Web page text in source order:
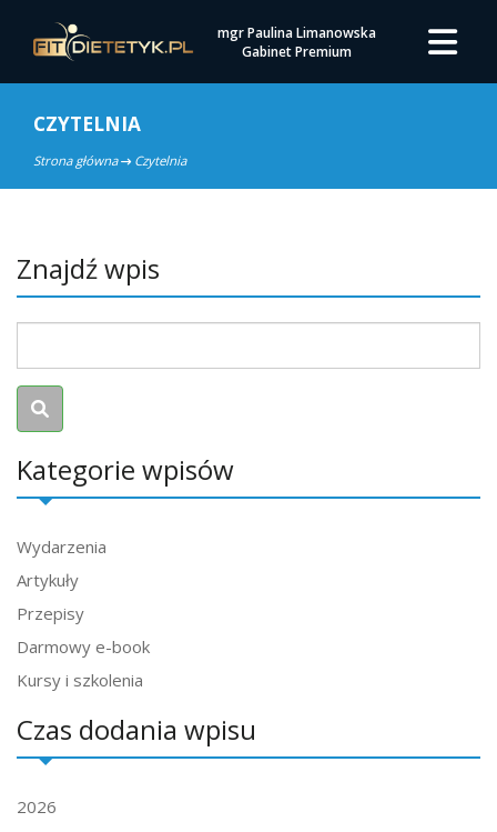
mgr Paulina Limanowska
Gabinet Premium
CZYTELNIA
Strona główna Czytelnia
Znajdź wpis
Kategorie wpisów
Wydarzenia
Artykuły
Przepisy
Darmowy e-book
Kursy i szkolenia
Czas dodania wpisu
2026